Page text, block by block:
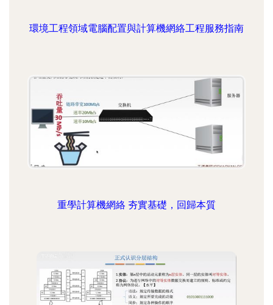
環境工程領域電腦配置與計算機網絡工程服務指南
重學計算機網絡 夯實基礎，回歸本質